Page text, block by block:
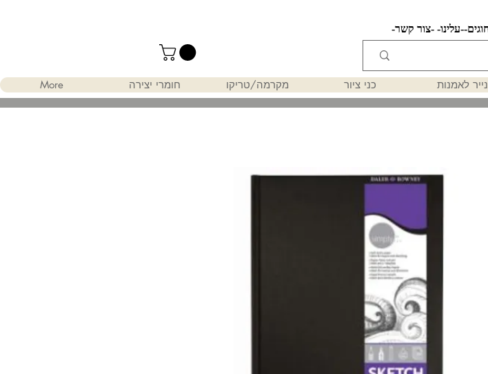
-צור קשר- -עלינו-
נייר לאמנות כני ציור מקרמה/טריקו חומרי יצירה More